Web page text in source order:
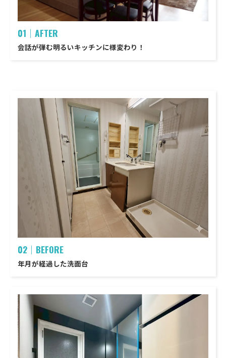
01｜AFTER
会話が弾む明るいキッチンに様変わり！
02｜BEFORE
年月が経過した洗面台